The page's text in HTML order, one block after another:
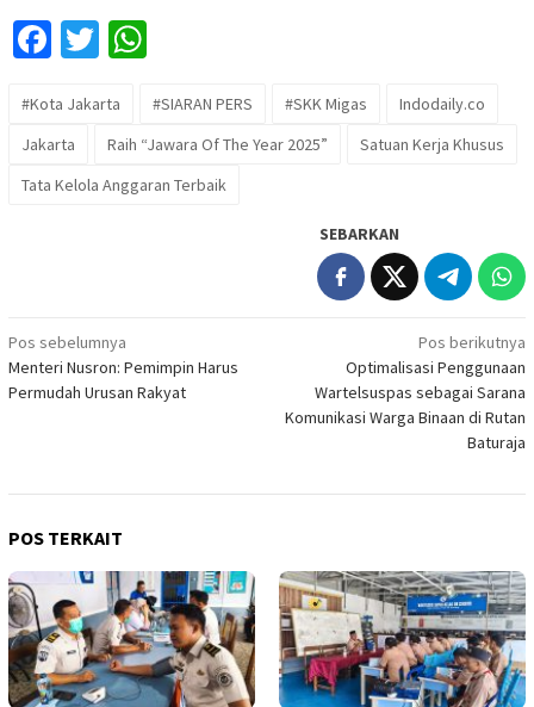
Facebook
Twitter
#Kota Jakarta #SIARAN PERS #SKK Migas
Indodaily.co
Jakarta
Raih “Jawara Of The Year 2025”
Satuan Kerja Khusus
Tata Kelola Anggaran Terbaik
SEBARKAN
Navigasi
pos
Pos sebelumnya
Menteri Nusron: Pemimpin Harus
Permudah Urusan Rakyat
Pos berikutnya
Optimalisasi Penggunaan
Wartelsuspas sebagai Sarana
Komunikasi Warga Binaan di Rutan
Baturaja
POS TERKAIT